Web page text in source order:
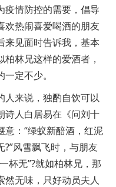
疫情防控的需要，倡导
欢热闹喜爱喝酒的朋友
来见面时告诉我，基本
林兄这样的爱酒者，
定不少。
人来说，独酌自饮可以
诗人白居易在《问刘十
意：“绿蚁新醅酒，红泥
风雪飘飞时，与朋友
杯无”?就如柏林兄，那
然无味，只好动员夫人